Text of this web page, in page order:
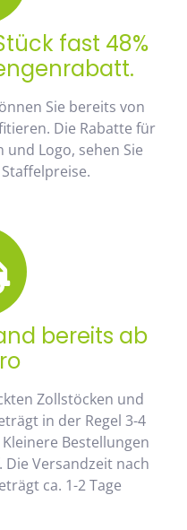
fast 48%
Sie bereits von
Die Rabatte für
Logo, sehen Sie
bereits ab
Zollstöcken und
in der Regel 3-4
Bestellungen
Versandzeit nach
ca. 1-2 Tage